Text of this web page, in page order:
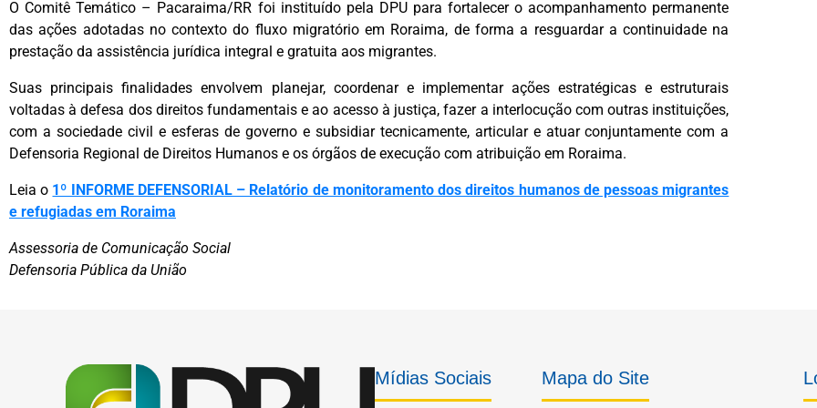
O Comitê Temático – Pacaraima/RR foi instituído pela DPU para fortalecer o acompanhamento permanente
das ações adotadas no contexto do fluxo migratório em Roraima, de forma a resguardar a continuidade na
prestação da assistência jurídica integral e gratuita aos migrantes.
Suas principais finalidades envolvem planejar, coordenar e implementar ações estratégicas e estruturais
voltadas à defesa dos direitos fundamentais e ao acesso à justiça, fazer a interlocução com outras instituições,
com a sociedade civil e esferas de governo e subsidiar tecnicamente, articular e atuar conjuntamente com a
Defensoria Regional de Direitos Humanos e os órgãos de execução com atribuição em Roraima.
Leia o 1º INFORME DEFENSORIAL – Relatório de monitoramento dos direitos humanos de pessoas migrantes
e refugiadas em Roraima
Assessoria de Comunicação Social
Defensoria Pública da União
Mídias Sociais Mapa do Site